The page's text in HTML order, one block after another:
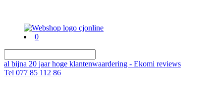
0
al bijna 20 jaar hoge klantenwaardering - Ekomi reviews
Tel 077 85 112 86